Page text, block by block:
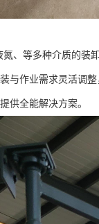
、等多种介质的装
与作业需求灵活调
供全能解决方案。